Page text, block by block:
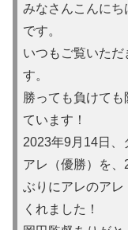
みなさんこんに
です。
いつもご覧いただ
す。
勝っても負けて
ています！
2023年9月14日、
アレ（優勝）を
ぶりにアレのアレ
くれました！